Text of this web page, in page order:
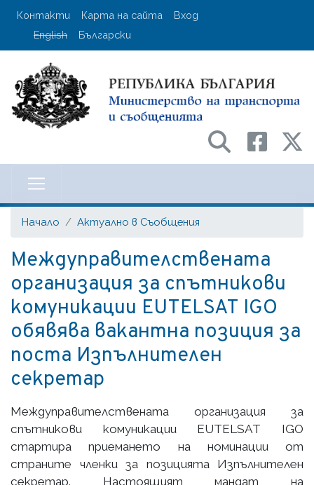
Премини
User account menu
Контакти Карта на сайта
Вход
English
Български
на транспорта
Начало Актуално в Съобщения
Междуправителствената
организация за спътникови
комуникации EUTELSAT IGO
обявява вакантна позиция за
поста Изпълнителен
секретар
Междуправителствената организация за
спътникови комуникации EUTELSAT IGO
стартира приемането на номинации от
страните членки за позицията Изпълнителен
секретар. Настоящият мандат на